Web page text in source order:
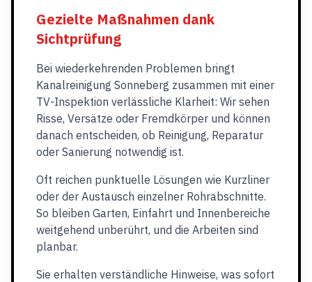
Gezielte Maßnahmen dank
Sichtprüfung
Bei wiederkehrenden Problemen bringt
Kanalreinigung Sonneberg zusammen mit einer
TV-Inspektion verlässliche Klarheit: Wir sehen
Risse, Versätze oder Fremdkörper und können
danach entscheiden, ob Reinigung, Reparatur
oder Sanierung notwendig ist.
Oft reichen punktuelle Lösungen wie Kurzliner
oder der Austausch einzelner Rohrabschnitte.
So bleiben Garten, Einfahrt und Innenbereiche
weitgehend unberührt, und die Arbeiten sind
planbar.
Sie erhalten verständliche Hinweise, was sofort